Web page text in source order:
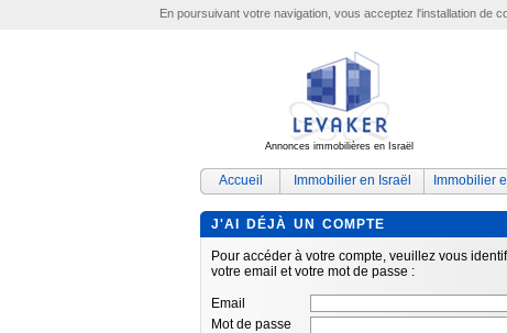
En poursuivant votre navigation, vous acceptez l'installation de
Annonces immobilières en Israël
Accueil Immobilier en Israël Immobilier
J'AI DÉJÀ UN COMPTE
Pour accéder à votre compte, veuillez vous
votre email et votre mot de passe :
Email
Mot de passe